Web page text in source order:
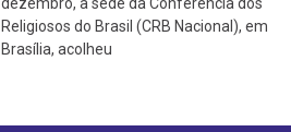
Religiosos do Brasil (CRB Nacional), em
Brasília, acolheu